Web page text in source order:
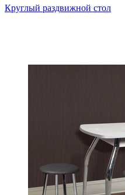
Круглый раздвижной стол